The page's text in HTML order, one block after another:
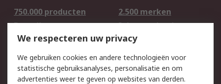
750.000 producten
2.500 merken
Bestellen
Inkoopoplossingen
Retouren
Technisch advies
Track & Trace
Wettelijk
We respecteren uw privacy
We gebruiken cookies en andere technologieën voor
statistische gebruiksanalyses, personalisatie en om
advertenties weer te geven op websites van derden.